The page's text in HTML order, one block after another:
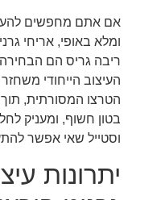
אם אתם מחפשים
ומלא באופי, אריחי
ריבה גריס הם הבחירה
העיצוב הייחודי
הטרצו המסורתית,
בטון חשוף, ומעניק
וסטייל שאי אפשר
יתרונות